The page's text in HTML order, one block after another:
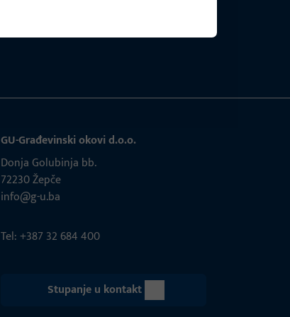
GU-Građevinski okovi d.o.o.
Donja Golubinja bb.
72230 Žepče
info@g-u.ba
Tel: +387 32 684 400
Stupanje u kontakt